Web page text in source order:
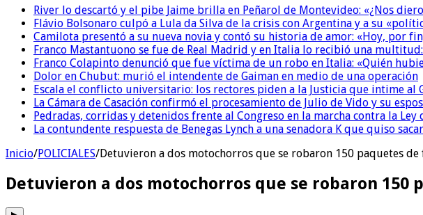
River lo descartó y el pibe Jaime brilla en Peñarol de Montevideo: «¿Nos
Flávio Bolsonaro culpó a Lula da Silva de la crisis con Argentina y a su
Camilota presentó a su nueva novia y contó su historia de amor: «Hoy, por
Franco Mastantuono se fue de Real Madrid y en Italia lo recibió una
Franco Colapinto denunció que fue víctima de un robo en Italia: «Quién
Dolor en Chubut: murió el intendente de Gaiman en medio de una operación
Escala el conflicto universitario: los rectores piden a la Justicia que intime
La Cámara de Casación confirmó el procesamiento de Julio de Vido y su
Pedradas, corridas y detenidos frente al Congreso en la marcha contra la Ley
La contundente respuesta de Benegas Lynch a una senadora K que quiso
Inicio/POLICIALES/Detuvieron a dos motochorros que se robaron 150 paquetes
Detuvieron a dos motochorros que se robaron